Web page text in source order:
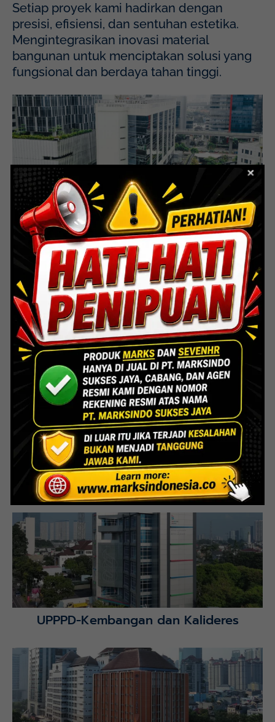
Setiap proyek kami hadirkan dengan
presisi, efisiensi, dan sentuhan estetika.
Mengintegrasikan inovasi material
bangunan untuk menciptakan solusi yang
fungsional dan berdaya tahan tinggi.
Mayapada Hospital Kuningan (MHKN), Kuningan, Jakarta
Selatan.
Lihat Detail Proyek
Mayapada Kuningan Jakarta
Lihat Detail Proyek
Indoor Multifunction Stadium (FIBA)
Senayan
Lihat Detail Proyek
Interior Bank BTN Jatimurni, Bekasi
Lihat Detail Proyek
UPPPD-Kembangan dan Kalideres
Lihat Detail Proyek